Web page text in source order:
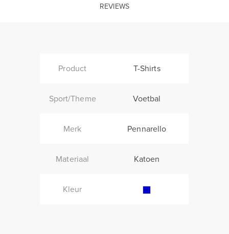
REVIEWS
Product T-Shirts
Sport/Theme Voetbal
Merk Pennarello
Materiaal Katoen
Kleur